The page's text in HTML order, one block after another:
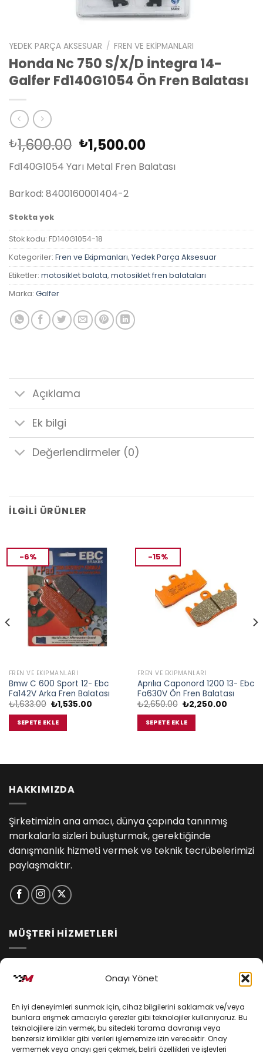
Onayı Yönet
En iyi deneyimleri sunmak için, cihaz bilgilerini saklamak ve/veya
bunlara erişmek amacıyla çerezler gibi teknolojiler kullanıyoruz. Bu
teknolojilere izin vermek, bu sitedeki tarama davranışı veya
benzersiz kimlikler gibi verileri işlememize izin verecektir. Onay
vermemek veya onayı geri çekmek, belirli özellikleri ve işlevleri
YEDEK PARÇA AKSESUAR / FREN VE EKIPMANLARI
Honda Nc 750 S/X/D İntegra 14-
Galfer Fd140G1054 Ön Fren Balatası
₺1,600.00 Orijinal
fiyat:
₺1,600.00.
₺1,500.00Şu
andaki
fiyat:
Fd140G1054 Yarı Metal Fren Balatası
Barkod: 8400160001404-2
Stokta yok
Stok kodu: FD140G1054-18
Kategoriler: Fren ve Ekipmanları, Yedek Parça Aksesuar
Etiketler: motosiklet balata, motosiklet fren balataları
Marka: Galfer
Açıklama
Ek bilgi
Değerlendirmeler (0)
İLGILI ÜRÜNLER
-6%
FREN VE EKIPMANLARI
Bmw C 600 Sport 12- Ebc
Fa142V Arka Fren Balatası
₺1,633.00 Orijinal
fiyat:
₺1,633.00.
₺1,535.00Şu
SEPETE EKLE
-15%
FREN VE EKIPMANLARI
Aprılıa Caponord 1200 13- Ebc
Fa630V Ön Fren Balatası
₺2,650.00 Orijinal
fiyat:
₺2,650.00.
₺2,250.00Şu
SEPETE EKLE
HAKKIMIZDA
Şirketimizin ana amacı, dünya çapında tanınmış
markalarla sizleri buluşturmak, gerektiğinde
danışmanlık hizmeti vermek ve teknik tecrübelerimizi
paylaşmaktır.
MÜŞTERİ HİZMETLERİ
Kişisel Verilerin Korunması
Mesafeli Satış Sözleşmesi